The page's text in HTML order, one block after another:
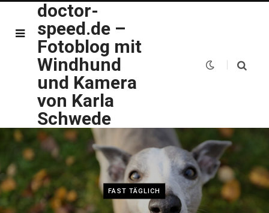
doctor-
speed.de –
Fotoblog mit
Windhund
und Kamera
von Karla
Schwede
FAST TÄGLICH